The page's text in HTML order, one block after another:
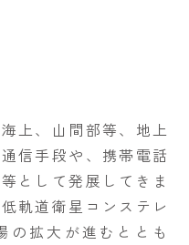
上、山間部等、地上
信手段や、携帯電話
として発展してきま
軌道衛星コンステレ
の拡大が進むととも